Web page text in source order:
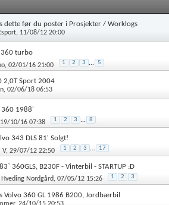
dette før du poster i Prosjekter / Worklogs
, 11/08/12 20:00
360 turbo
, 02/01/16 21:00 1 2 3 ... 5
2,0T Sport 2004
, 02/06/18 06:53
360 1988'
10/16 07:38 1 2 3 ... 8
343 DLS 81' Solgt!
V, 29/07/12 22:50 1 2 3 ... 17
360GLS, B230F - Vinterbil - STARTUP :D
Hveding Nordgård, 07/05/12 15:26 1 2 3
Volvo 360 GL 1986 B200, Jordbærbil